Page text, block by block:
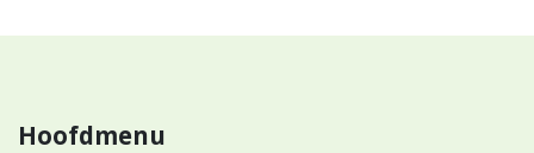
Hoofdmenu